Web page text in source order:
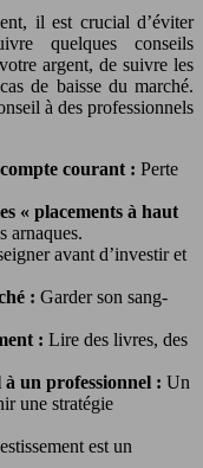
il est crucial d’éviter
quelques conseils
argent, de suivre les
de baisse du marché.
à des professionnels
courant : Perte
« placements à haut
arnaques.
avant d’investir et
: Garder son sang-
: Lire des livres, des
à un professionnel : Un
une stratégie
est un